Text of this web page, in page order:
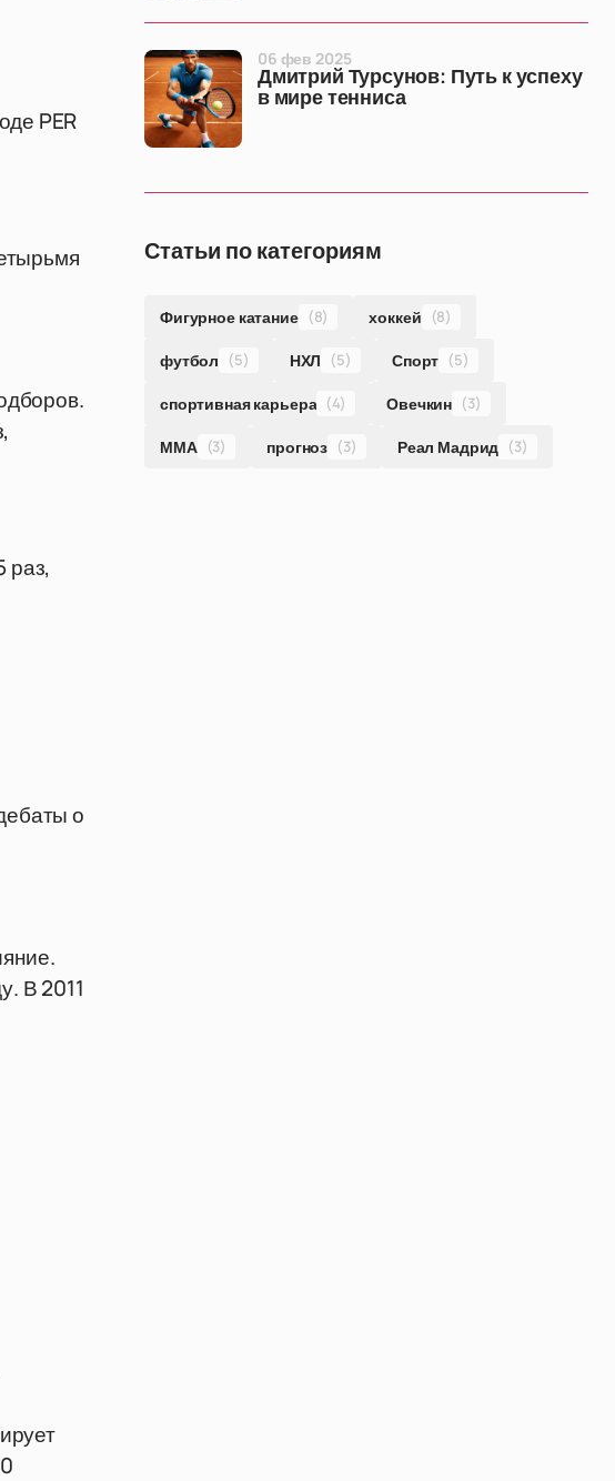
PER
раз,
о
В 2011
Дмитрий Турсунов: Путь к успеху
в мире тенниса
06 фев 2025
Статьи по категориям
Фигурное катание (8) хоккей (8)
футбол (5) НХЛ (5) Спорт (5)
спортивная карьера (4) Овечкин (3)
ММА (3) прогноз (3) Реал Мадрид (3)